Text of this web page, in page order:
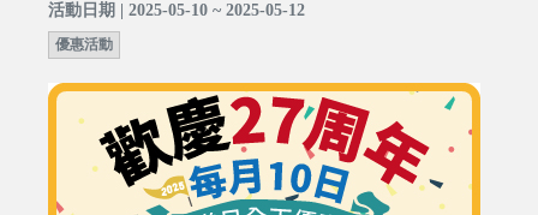
活動日期 | 2025-05-10 ~ 2025-05-12
優惠活動